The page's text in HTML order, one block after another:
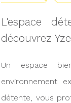
L'espace
découvrez
Un espace
environnement
détente, vous